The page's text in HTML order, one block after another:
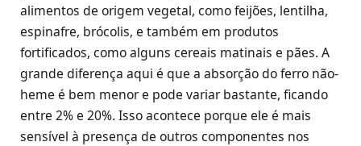
alimentos de origem vegetal, como feijões, lentilha,
espinafre, brócolis, e também em produtos
fortificados, como alguns cereais matinais e pães. A
grande diferença aqui é que a absorção do ferro não-
heme é bem menor e pode variar bastante, ficando
entre 2% e 20%. Isso acontece porque ele é mais
sensível à presença de outros componentes nos